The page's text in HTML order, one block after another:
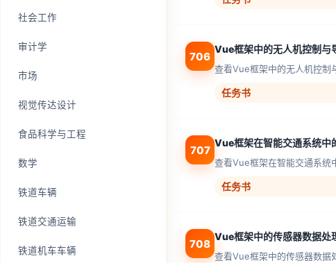
社会工作
审计学
市场
视觉传达设计
食品科学与工程
数学
铁道车辆
铁道交通运输
铁道机车车辆
706
Vue框架中的无人机控制与
查看Vue框架中的无人机控制
任务书
707
Vue框架在智能交通系统中
查看Vue框架在智能交通系统
任务书
708
Vue框架中的传感器数据处
查看Vue框架中的传感器数据